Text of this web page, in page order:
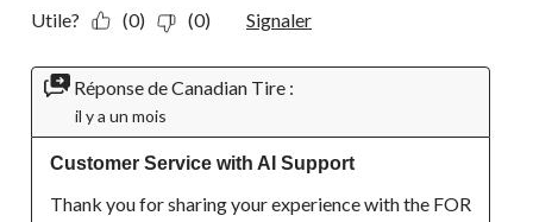
Utile? (0) (0) Signaler
Réponse de Canadian Tire :
il y a un mois
Customer Service with AI Support
Thank you for sharing your experience with the FOR